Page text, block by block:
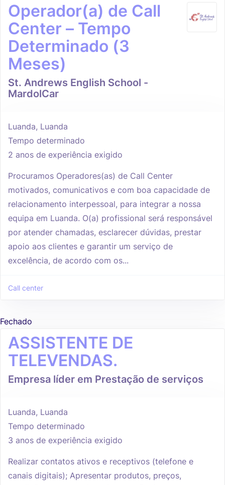
Operador(a) de Call
Center – Tempo
Determinado (3
Meses)
St. Andrews English School -
MardolCar
Luanda, Luanda
Tempo determinado
2 anos de experiência exigido
Procuramos Operadores(as) de Call Center
motivados, comunicativos e com boa capacidade de
relacionamento interpessoal, para integrar a nossa
equipa em Luanda. O(a) profissional será responsável
por atender chamadas, esclarecer dúvidas, prestar
apoio aos clientes e garantir um serviço de
excelência, de acordo com os...
Call center
Fechado
ASSISTENTE DE
TELEVENDAS.
Empresa líder em Prestação de serviços
Luanda, Luanda
Tempo determinado
3 anos de experiência exigido
Realizar contatos ativos e receptivos (telefone e
canais digitais); Apresentar produtos, preços,